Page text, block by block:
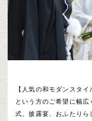
【人気の和モダンスタ
という方のご希望に幅
式、披露宴、おふたりら